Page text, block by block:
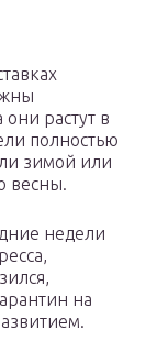
растут в
полностью
зимой или
весны.
недели
на